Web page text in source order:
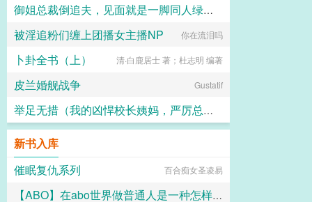
御姐总裁倒追夫，见面就是一脚同人绿帽短篇之李涛的幻想
giotto0086
被淫追粉们缠上团播女主播NP 你在流泪吗
卜卦全书（上） 清·白鹿居士 著；杜志明 编著
皮兰婚舰战争 Gustatif
举足无措（我的凶悍校长姨妈，严厉总裁妈妈，武斗派体育老师被学弟逐一攻陷）
新书入库
催眠复仇系列
百合痴女圣凌易
【ABO】在abo世界做普通人是一种怎样的体验